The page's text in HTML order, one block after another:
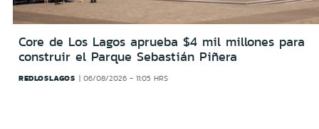
Core de Los Lagos aprueba $4 mil millones para
construir el Parque Sebastián Piñera
REDLOSLAGOS 06/08/2026 - 11:05 HRS